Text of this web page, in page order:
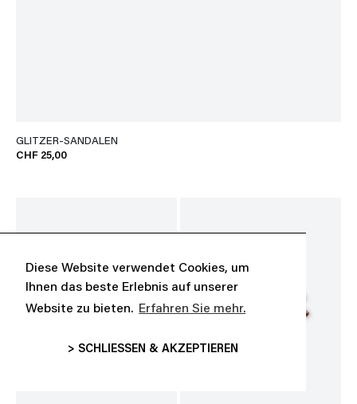
Diese Website verwendet Cookies, um
Ihnen das beste Erlebnis auf unserer
Website zu bieten. Erfahren Sie mehr.
> SCHLIESSEN & AKZEPTIEREN
GLITZER-SANDALEN
CHF 25,00